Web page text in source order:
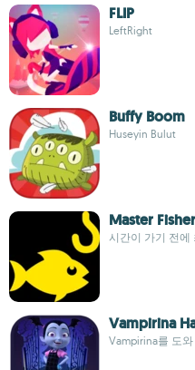
FLIP
LeftRight
Buffy Boom
Huseyin Bulut
Master
시간이 가기 전에
Vampirina
Vampirina를 도